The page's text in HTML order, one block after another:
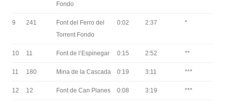
Fondo
9 241
Font del Ferro del
Torrent Fondo
0:02 2:37 *
10 11 Font de l’Espinegar 0:15 2:52 **
11 180 Mina de la Cascada 0:19 3:11 ***
12 12 Font de Can Planes 0:08 3:19 ***